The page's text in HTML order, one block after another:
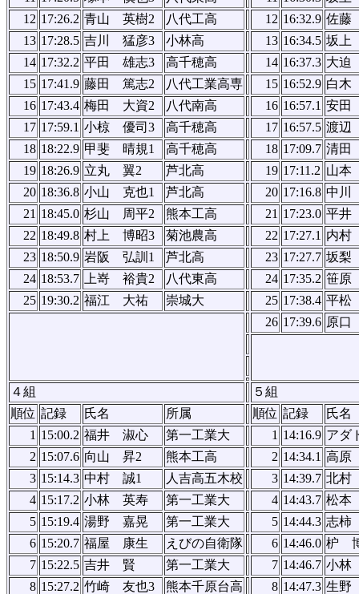
12 17:26.2 青山 英樹2 八代工高 12 16:32.9 佐藤
13 17:28.5 吉川 猛彦3 小林高 13 16:34.5 坂上
14 17:32.2 平田 雄志3 高千穂高 14 16:37.3 大
15 17:41.9 藤田 篤志2 八代工業高専 15 16:52.9 白木
16 17:43.4 梅田 大資2 八代南高 16 16:57.1 安田
17 17:59.1 小椋 優司3 高千穂高 17 16:57.5 渡辺
18 18:22.9 甲斐 晴規1 高千穂高 18 17:09.7 清田
19 18:26.9 立丸 翼2 芦北高 19 17:11.2 山本
20 18:36.8 小山 克也1 芦北高 20 17:16.8 中川
21 18:45.0 杉山 周平2 熊本工高 21 17:23.0 平井
22 18:49.8 村上 博昭3 菊池農高 22 17:27.1 内村
23 18:50.9 岩阪 弘訓1 芦北高 23 17:27.7 坂梨
24 18:53.7 上嵜 裕貴2 八代東高 24 17:35.2 笹原
25 19:30.2 福江 大祐 崇城大 25 17:38.4 平
26 17:39.6 原
４組
５組
順位 記録 氏名 所属 順位 記録
氏名
1 15:00.2 福井 淑心 第一工業大 1 14:16.9 アダ
2 15:07.6 向山 昇2 熊本工高 2 14:34.1 高原
3 15:14.3 中村 誠1 人吉高五木校 3 14:39.7 北村
4 15:17.2 小林 英寿 第一工業大 4 14:43.7 松
5 15:19.4 湯野 嘉晃 第一工業大 5 14:44.3 志柿
6 15:20.7 福屋 康生 えびの自衛隊 6 14:46.0 枦
7 15:22.5 吉井 賢 第一工業大 7 14:46.7 小林
8 15:27.2 竹崎 友也3 熊本千原台高 8 14:47.3 生野